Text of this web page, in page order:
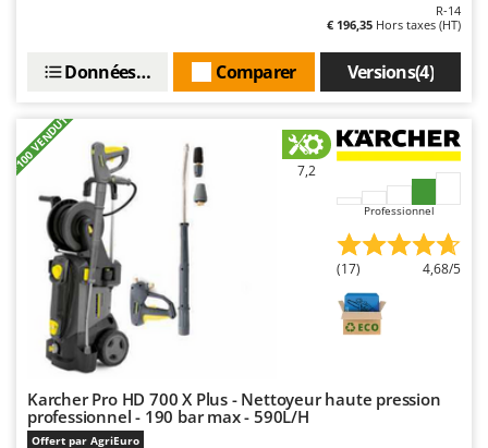
Simatech
Skil
Smartwood
Smeg
Snapper
Solidur
Spice Electronics
Spiralmac
Spring Protezione
Spyro
Stanley
R-14
€ 196,35 Hors taxes (HT)
Versions(4)
Comparer
Données techniques
+100 VENDUTI 7,2
Professionnel
(17) 4,68/5
Karcher Pro HD 700 X Plus - Nettoyeur haute pression
professionnel - 190 bar max - 590L/H
Offert par AgriEuro